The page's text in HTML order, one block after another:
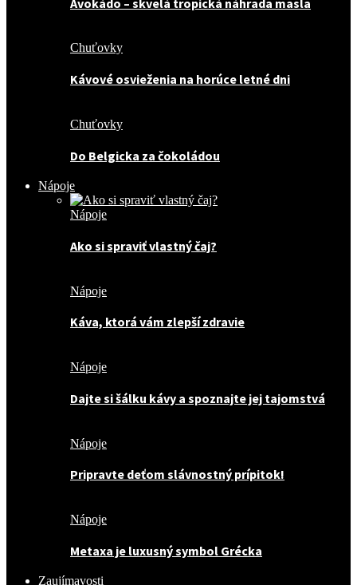
Chuťovky
Kávové osvieženia na horúce letné dni
Chuťovky
Do Belgicka za čokoládou
Nápoje
Nápoje
Ako si spraviť vlastný čaj?
Nápoje
Káva, ktorá vám zlepší zdravie
Nápoje
Dajte si šálku kávy a spoznajte jej tajomstvá
Nápoje
Pripravte deťom slávnostný prípitok!
Nápoje
Metaxa je luxusný symbol Grécka
Zaujímavosti